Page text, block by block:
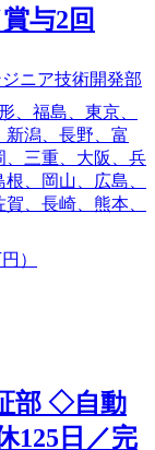
与2回
ニア技術開発部
、福島、東京、
潟、長野、富
、三重、大阪、兵
、岡山、広島、
、長崎、熊本、
）
部 ◇自動
125日／完